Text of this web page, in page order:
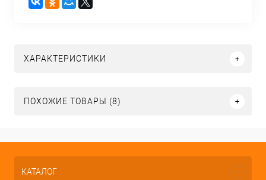
ХАРАКТЕРИСТИКИ
ПОХОЖИЕ ТОВАРЫ (8)
КАТАЛОГ